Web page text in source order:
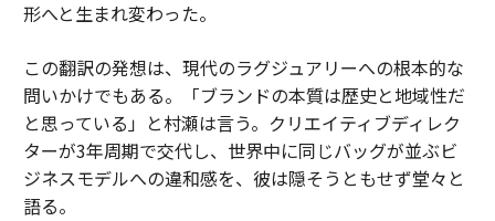
形へと生まれ変わった。
この翻訳の発想は、現代のラグジュアリーへの根本的な
問いかけでもある。「ブランドの本質は歴史と地域性だ
と思っている」と村瀬は言う。クリエイティブディレク
ターが3年周期で交代し、世界中に同じバッグが並ぶビ
ジネスモデルへの違和感を、彼は隠そうともせず堂々と
語る。